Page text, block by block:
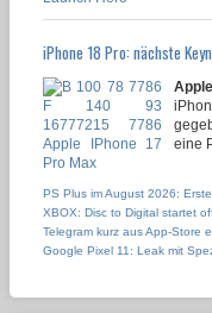
iPhone 18 Pro: nächste
Apple
eine
PS Plus im August 2026:
XBOX: Disc to Digital startet
Telegram kurz aus App-Store
Google Pixel 11: Leak mit